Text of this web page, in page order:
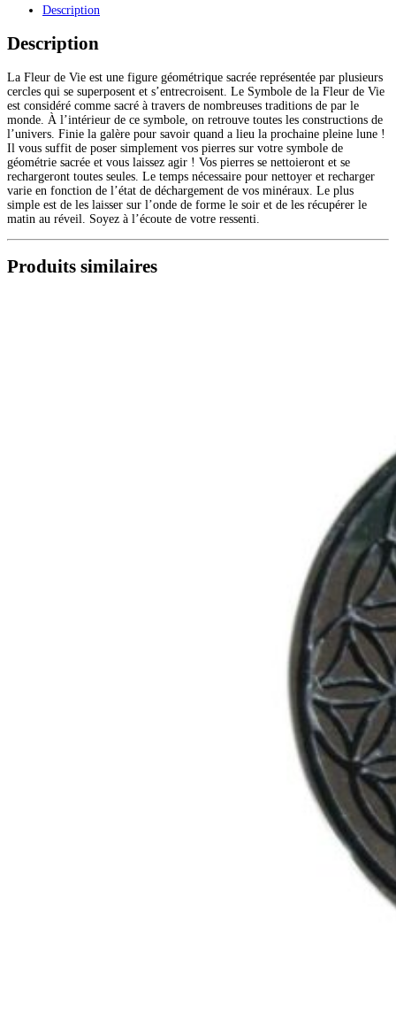
(marron/jaune)
Description
Description
La Fleur de Vie est une figure géométrique sacrée représentée par plusieurs
cercles qui se superposent et s’entrecroisent. Le Symbole de la Fleur de Vie
est considéré comme sacré à travers de nombreuses traditions de par le
monde. À l’intérieur de ce symbole, on retrouve toutes les constructions de
l’univers. Finie la galère pour savoir quand a lieu la prochaine pleine lune !
Il vous suffit de poser simplement vos pierres sur votre symbole de
géométrie sacrée et vous laissez agir ! Vos pierres se nettoieront et se
rechargeront toutes seules. Le temps nécessaire pour nettoyer et recharger
varie en fonction de l’état de déchargement de vos minéraux. Le plus
simple est de les laisser sur l’onde de forme le soir et de les récupérer le
matin au réveil. Soyez à l’écoute de votre ressenti.
Produits similaires